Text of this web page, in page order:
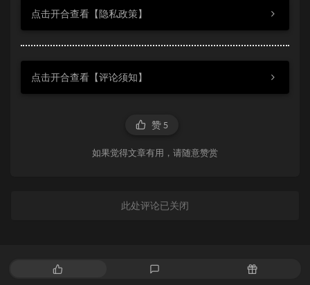
点击开合查看【隐私政策】
点击开合查看【评论须知】
赞5
如果觉得文章有用，请随意赞赏
此处评论已关闭
热
随